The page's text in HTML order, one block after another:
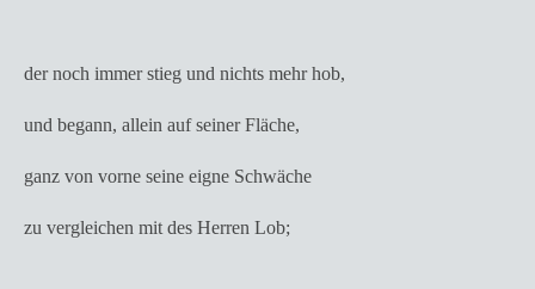
der noch immer stieg und nichts mehr hob,
und begann, allein auf seiner Fläche,
ganz von vorne seine eigne Schwäche
zu vergleichen mit des Herren Lob;